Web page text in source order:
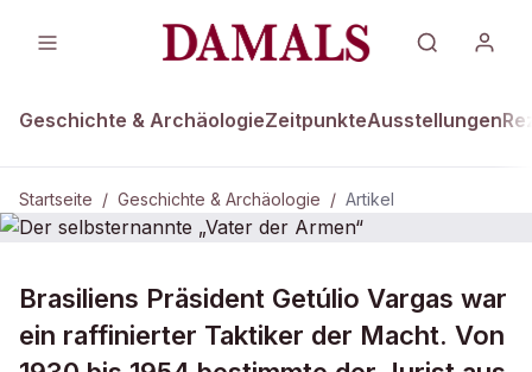
Geschichte & ArchäologieZeitpunkteAusstellungen
Startseite / Geschichte & Archäologie / Artikel
DAMALS Plus GESCHICHTE & ARCHÄOLOGIE
Der selbsternannte „Vater der
Brasiliens Präsident Getúlio Vargas war
ein raffinierter Taktiker der Macht. Von